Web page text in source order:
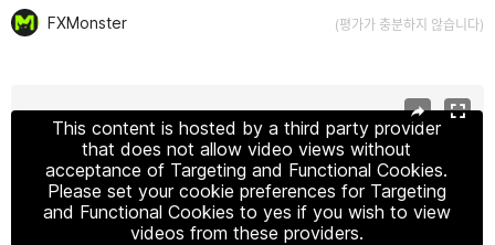
FXMonster (평가가 충분하지 않습니다)
This content is hosted by a third party provider
that does not allow video views without
acceptance of Targeting and Functional Cookies.
Please set your cookie preferences for Targeting
and Functional Cookies to yes if you wish to view
videos from these providers.